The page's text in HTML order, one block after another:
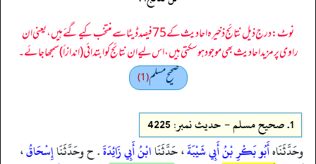
نوٹ: درج ذیل نتائج ذخیرہ احادیث کے 75 فیصد ڈیٹا سے منتخب کیے گئے ہیں، یعنی ان
راوی پر مزید احادیث بھی موجود ہو سکتی ہیں، اس لیے ان نتائج کو ابتدائی (اندازاً) سمجھا جائے۔
صحيح مسلم(1)
1. صحيح مسلم - حدیث نمبر: 4225
وحَدَّثَنَاهأَبُو بَكْرِ بْنُ أَبِي شَيْبَةَ، حَدَّثَنَاابْنُ أَبِي زَائِدَةَ. ح وحَدَّثَنَاإِسْحَاقُ،